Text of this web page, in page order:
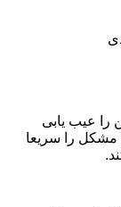
را عیب یابی
مشکل را سریعا